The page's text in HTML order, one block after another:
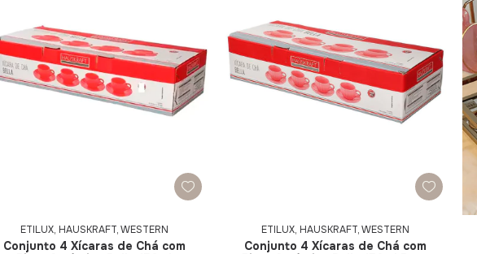
ETILUX, HAUSKRAFT, WESTERN
Conjunto 4 Xícaras de Chá com
ETILUX, HAUSKRAFT, WESTERN
Conjunto 4 Xícaras de Chá com